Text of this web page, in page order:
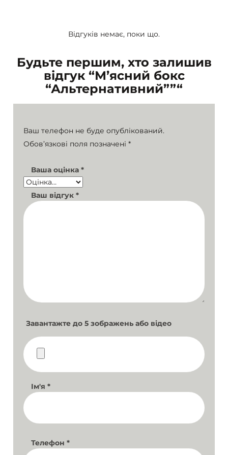
Відгуків немає, поки що.
Будьте першим, хто залишив
відгук “М’ясний бокс
“Альтернативний””“
Ваш телефон не буде опублікований.
Обов’язкові поля позначені *
Ваша оцінка *
Ваш відгук *
Завантажте до 5 зображень або відео
Ім'я *
Телефон *